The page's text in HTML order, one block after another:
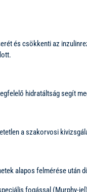
és csökkenti az
hidratáltság segít
a szakorvosi
alapos felmérése után
fogással (Murphy-